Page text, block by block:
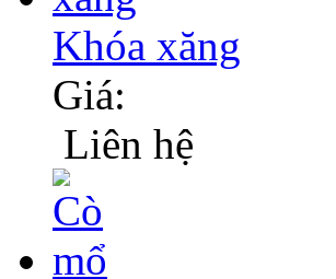
Khóa xăng
Giá:
Liên hệ